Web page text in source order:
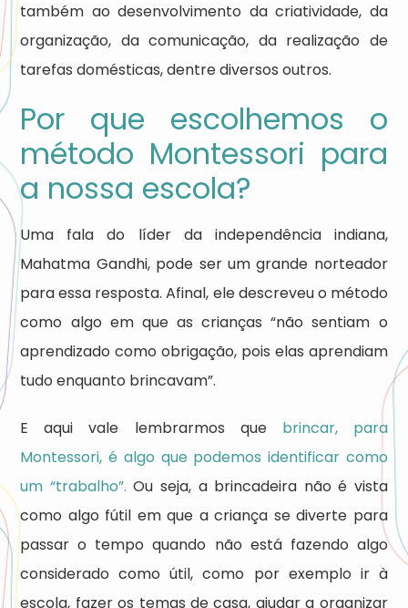
também ao desenvolvimento da criatividade, da
organização, da comunicação, da realização de
tarefas domésticas, dentre diversos outros.
Por que escolhemos o
método Montessori para
a nossa escola?
Uma fala do líder da independência indiana,
Mahatma Gandhi, pode ser um grande norteador
para essa resposta. Afinal, ele descreveu o método
como algo em que as crianças “não sentiam o
aprendizado como obrigação, pois elas aprendiam
tudo enquanto brincavam”.
E aqui vale lembrarmos que brincar, para
Montessori, é algo que podemos identificar como
um “trabalho”. Ou seja, a brincadeira não é vista
como algo fútil em que a criança se diverte para
passar o tempo quando não está fazendo algo
considerado como útil, como por exemplo ir à
escola, fazer os temas de casa, ajudar a organizar